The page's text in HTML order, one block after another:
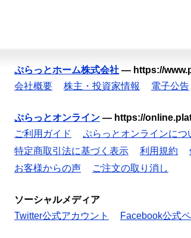
ぷらっとホーム株式会社 — https://
会社概要
株主・投資家情報 電子公告
ぷらっとオンライン — https://
ご利用ガイド
ぷらっとオンラインにつ
特定商取引法に基づく表示
利用規約
お客様からの声
ご注文の取り消し
ソーシャルメディア
Twitter公式アカウント
Facebook公式